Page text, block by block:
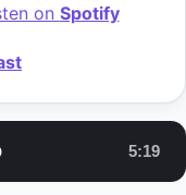
on Spotify
5:19